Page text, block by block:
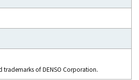
trademarks of DENSO Corporation.